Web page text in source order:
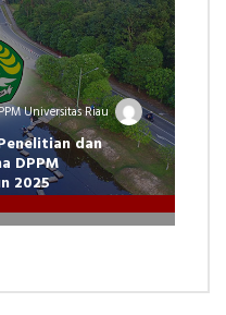
Universitas Riau
dan
DPPM
2025